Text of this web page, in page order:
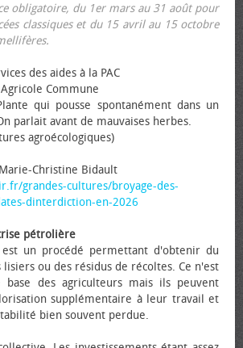
obligatoire, du 1er mars au 31 août pour
classiques et du 15 avril au 15 octobre
des aides à la PAC
Commune
qui pousse spontanément dans un
parlait avant de mauvaises herbes.
agroécologiques)
Christine Bidault
grandes-cultures/broyage-des-
dinterdiction-en-2026
pétrolière
est un procédé permettant d'obtenir du
lisiers ou des résidus de récoltes. Ce n'est
des agriculteurs mais ils peuvent
supplémentaire à leur travail et
bien souvent perdue.